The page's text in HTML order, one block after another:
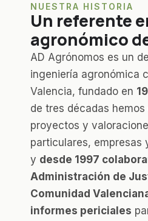
NUESTRA HISTORIA
Un referente
agronómico
AD Agrónomos es un
ingeniería agronómica
Valencia, fundado en
de tres décadas
proyectos y
particulares, empresas
y desde 1997
Administración de
Comunidad
informes periciales